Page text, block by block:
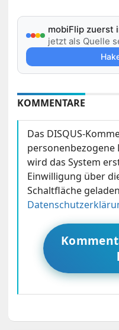
mobiFlip zuerst
jetzt als Quelle
KOMMENTARE
Das DISQUS-
personenbezogene
wird das System
Einwilligung über
Schaltfläche